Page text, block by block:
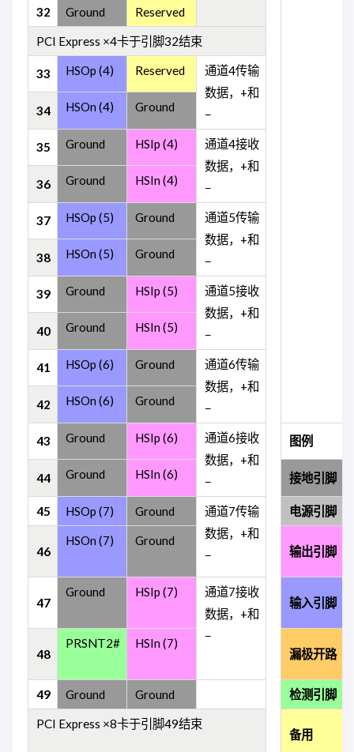
32 Ground Reserved
PCI Express ×4卡于引脚32结束
33 HSOp (4) Reserved
通道4传输
数据，+和
−
34 HSOn (4) Ground
35 Ground HSIp (4)
通道4接收
数据，+和
−
36 Ground HSIn (4)
37 HSOp (5) Ground
通道5传输
数据，+和
−
38 HSOn (5) Ground
39 Ground HSIp (5)
通道5接收
数据，+和
−
40 Ground HSIn (5)
41 HSOp (6) Ground
通道6传输
数据，+和
−
42 HSOn (6) Ground
43 Ground HSIp (6)
通道6接收
数据，+和
−
图例
44 Ground HSIn (6) 接地引脚
45 HSOp (7) Ground
通道7传输
数据，+和
−
电源引脚
46
HSOn (7) Ground
输出引脚
47
Ground HSIp (7)
通道7接收
数据，+和
−
输入引脚
48
PRSNT2# HSIn (7)
漏极开路
49 Ground Ground 检测引脚
PCI Express ×8卡于引脚49结束
备用